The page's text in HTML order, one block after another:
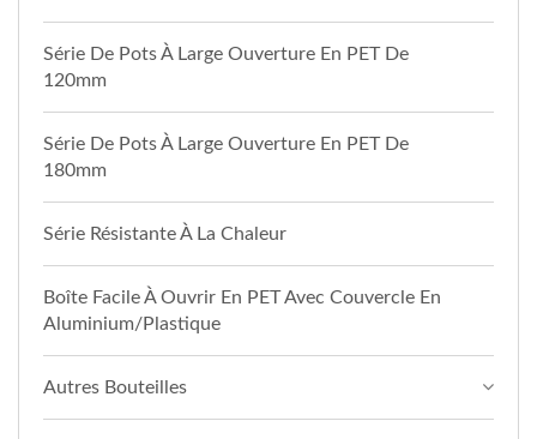
Série De Pots À Large Ouverture En PET De
120mm
Série De Pots À Large Ouverture En PET De
180mm
Série Résistante À La Chaleur
Boîte Facile À Ouvrir En PET Avec Couvercle En
Aluminium/plastique
Autres Bouteilles